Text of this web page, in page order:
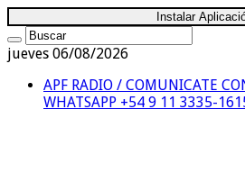
Instalar
jueves 06/08/2026
APF RADIO / COMUNICATE
WHATSAPP +54 9 11 3335-